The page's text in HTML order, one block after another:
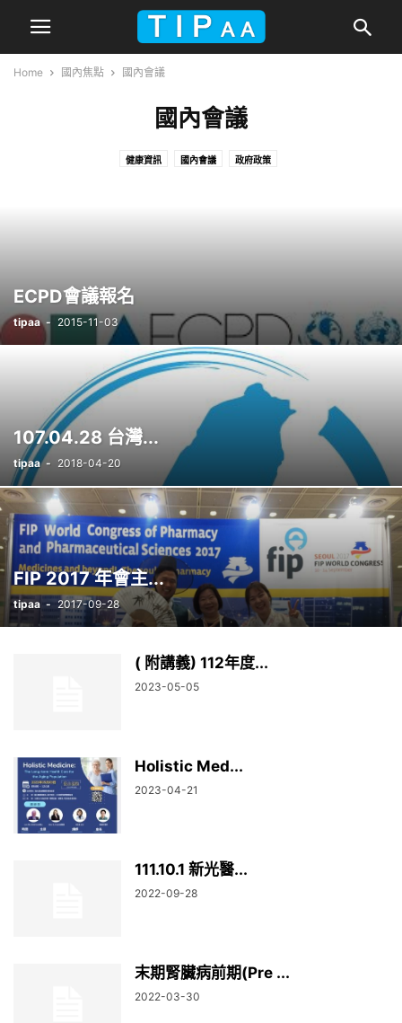
Home 國內焦點 國內會議
國內會議
健康資訊 國內會議 政府政策
ECPD會議報名
tipaa - 2015-11-03
107.04.28 台灣...
tipaa - 2018-04-20
FIP 2017 年會主...
tipaa - 2017-09-28
( 附講義) 112年度...
2023-05-05
Holistic Med...
2023-04-21
111.10.1 新光醫...
2022-09-28
末期腎臟病前期(Pre ...
2022-03-30